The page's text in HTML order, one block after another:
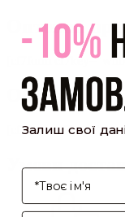
Оптовий
[cf7form
[cf7form
Умови
Залиш свої
І'мя